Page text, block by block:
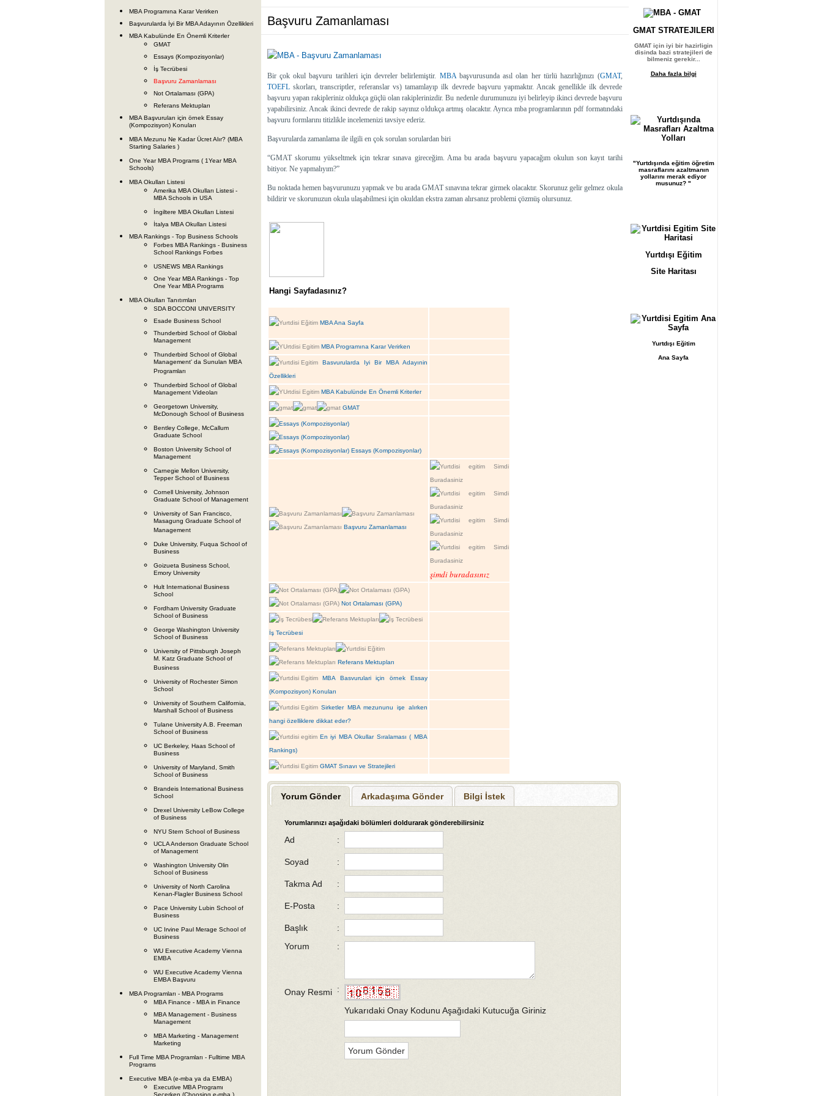
MBA Programına Karar Verirken
Başvurularda İyi Bir MBA Adayının Özellikleri
MBA Kabulünde En Önemli Kriterler
GMAT
Essays (Kompozisyonlar)
İş Tecrübesi
Başvuru Zamanlaması
Not Ortalaması (GPA)
Referans Mektupları
MBA Başvuruları için örnek Essay
(Kompozisyon) Konuları
MBA Mezunu Ne Kadar Ücret Alır? (MBA
Starting Salaries )
One Year MBA Programs ( 1Year MBA
Schools)
MBA Okulları Listesi
Amerika MBA Okulları Listesi -
MBA Schools in USA
İngiltere MBA Okulları Listesi
İtalya MBA Okulları Listesi
MBA Rankings - Top Business Schools
Forbes MBA Rankings - Business
School Rankings Forbes
USNEWS MBA Rankings
One Year MBA Rankings - Top
One Year MBA Programs
MBA Okulları Tanıtımları
SDA BOCCONI UNIVERSITY
Esade Business School
Thunderbird School of Global
Management
Thunderbird School of Global
Management' da Sunulan MBA
Programları
Thunderbird School of Global
Management Videoları
Georgetown University,
McDonough School of Business
Bentley College, McCallum
Graduate School
Boston University School of
Management
Carnegie Mellon University,
Tepper School of Business
Cornell University, Johnson
Graduate School of Management
University of San Francisco,
Masagung Graduate School of
Management
Duke University, Fuqua School of
Business
Goizueta Business School,
Emory University
Hult International Business
School
Fordham University Graduate
School of Business
George Washington University
School of Business
University of Pittsburgh Joseph
M. Katz Graduate School of
Business
University of Rochester Simon
School
University of Southern California,
Marshall School of Business
Tulane University A.B. Freeman
School of Business
UC Berkeley, Haas School of
Business
University of Maryland, Smith
School of Business
Brandeis International Business
School
Drexel University LeBow College
of Business
NYU Stern School of Business
UCLA Anderson Graduate School
of Management
Washington University Olin
School of Business
University of North Carolina
Kenan-Flagler Business School
Pace University Lubin School of
Business
UC Irvine Paul Merage School of
Business
WU Executive Academy Vienna
EMBA
WU Executive Academy Vienna
EMBA Başvuru
MBA Programları - MBA Programs
MBA Finance - MBA in Finance
MBA Management - Business
Management
MBA Marketing - Management
Marketing
Full Time MBA Programları - Fulltime MBA
Programs
Executive MBA (e-mba ya da EMBA)
Executive MBA Programı
Başvuru Zamanlaması
Bir çok okul başvuru tarihleri için devreler belirlemiştir. MBAbaşvurusunda asıl olan her türlü hazırlığınızı (GMAT,
TOEFLskorları, transcriptler, referanslar vs) tamamlayıp ilk devrede başvuru yapmaktır. Ancak genellikle ilk devrede
başvuru yapan rakipleriniz oldukça güçlü olan rakiplerinizdir. Bu nedenle durumunuzu iyi belirleyip ikinci devrede başvuru
yapabilirsiniz. Ancak ikinci devrede de rakip sayınız oldukça artmış olacaktır. Ayrıca mba programlarının pdf formatındaki
başvuru formlarını titizlikle incelemenizi tavsiye ederiz.
Başvurularda zamanlama ile ilgili en çok sorulan sorulardan biri
“GMAT skorumu yükseltmek için tekrar sınava gireceğim. Ama bu arada başvuru yapacağım okulun son kayıt tarihi
bitiyor. Ne yapmalıyım?”
Bu noktada hemen başvurunuzu yapmak ve bu arada GMAT sınavına tekrar girmek olacaktır. Skorunuz gelir gelmez okula
bildirir ve skorunuzun okula ulaşabilmesi için okuldan ekstra zaman alırsanız problemi çözmüş olursunuz.
Hangi Sayfadasınız?
MBA Ana Sayfa
MBA Programına Karar Verirken
Basvurularda Iyi Bir MBA Adayınin
Özellikleri
MBA Kabulünde En Önemli Kriterler
GMAT
Essays (Kompozisyonlar)
Başvuru Zamanlaması
şimdi buradasınız
Not Ortalaması (GPA)
İş Tecrübesi
Referans Mektupları
MBA Basvurulari için örnek Essay
(Kompozisyon) Konuları
Sirketler MBA mezununu işe alırken
hangi özelliklere dikkat eder?
En iyi MBA Okullar Sıralaması ( MBA
Rankings)
GMAT Sınavı ve Stratejileri
Yorum Gönder Arkadaşıma Gönder Bilgi İstek
Yorumlarınızı aşağıdaki bölümleri doldurarak gönderebilirsiniz
Ad :
Soyad :
Takma Ad :
E-Posta :
Başlık
:
Yorum
:
Onay Resmi :
Yukarıdaki Onay Kodunu Aşağıdaki Kutucuğa Giriniz
GMAT STRATEJILERI
GMAT için iyi bir hazirligin
disinda bazi stratejileri de
bilmeniz gerekir...
Daha fazla bilgi
"Yurtdışında eğitim öğretim
masraflarını azaltmanın
yollarını merak ediyor
musunuz? "
Yurtdışı Eğitim
Site Haritası
Yurtdışı Eğitim
Ana Sayfa